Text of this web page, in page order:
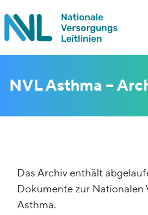
NVL Asthma –
Das Archiv enthält
Dokumente zur Nationalen
Asthma.